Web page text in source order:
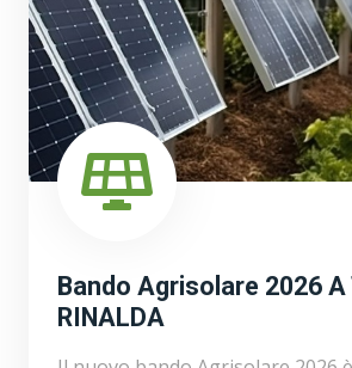
Bando Agrisolare 2026 A
RINALDA